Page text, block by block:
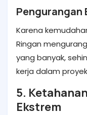
Pengurangan
Karena
Ringan
yang banyak,
kerja dalam
5.
Ekstrem